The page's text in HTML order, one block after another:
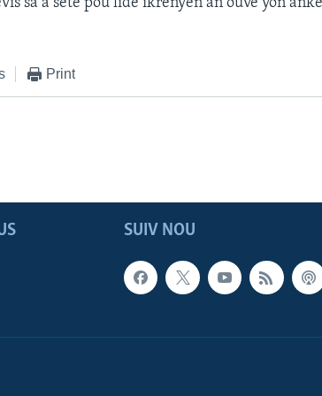
sa a sete pou lidè ikrenyen an ouvè yon
Print
SUIV NOU